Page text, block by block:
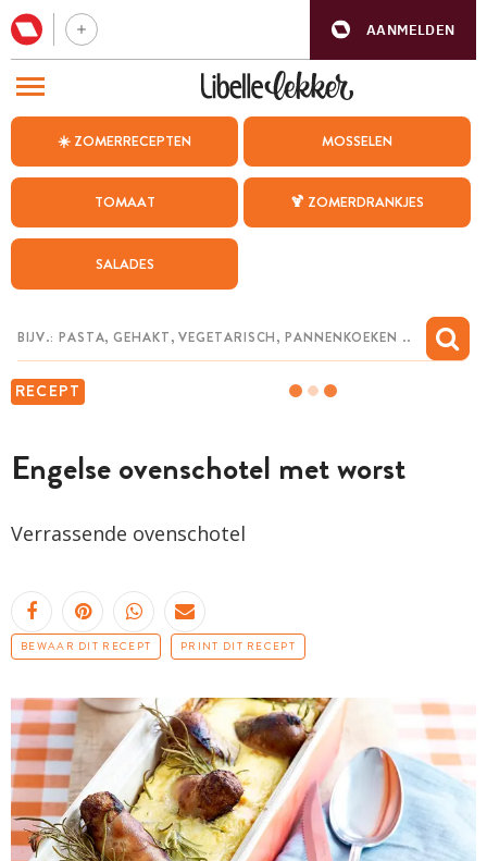
AANMELDEN
☀️ ZOMERRECEPTEN MOSSELEN
TOMAAT 🍹 ZOMERDRANKJES
SALADES
RECEPT
Engelse ovenschotel met worst
Verrassende ovenschotel
BEWAAR DIT RECEPT PRINT DIT RECEPT
BEZOEK ONZE ANDERE WEBSITES
WEEKMENU
CHAT MET MAIA
MIJN BEWAARDE RECEPTEN